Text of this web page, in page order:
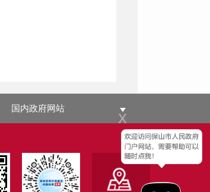
x
国内政府网站